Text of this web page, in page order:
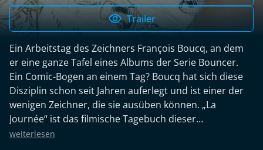
Trailer
Ein Arbeitstag des Zeichners François Boucq, an dem
er eine ganze Tafel eines Albums der Serie Bouncer.
Ein Comic-Bogen an einem Tag? Boucq hat sich diese
Disziplin schon seit Jahren auferlegt und ist einer der
wenigen Zeichner, die sie ausüben können. „La
Journée“ ist das filmische Tagebuch dieser
künstlerischen Askese, vom Sonnenaufgang bis zum
weiterlesen